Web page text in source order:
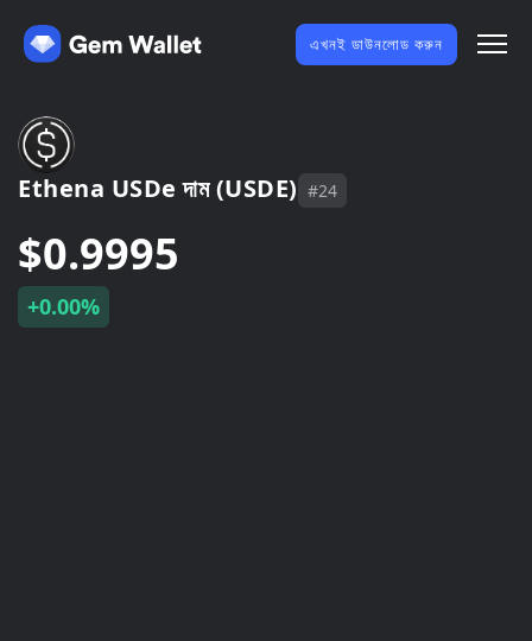
এখনই ডাউনলোড করুন
Ethena USDe দাম (USDE) #24
$0.9995
+0.00%